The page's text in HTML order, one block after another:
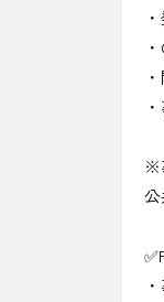
ルティング業務（
業務
審査・適正化指導
ェクト・マネジメ
※